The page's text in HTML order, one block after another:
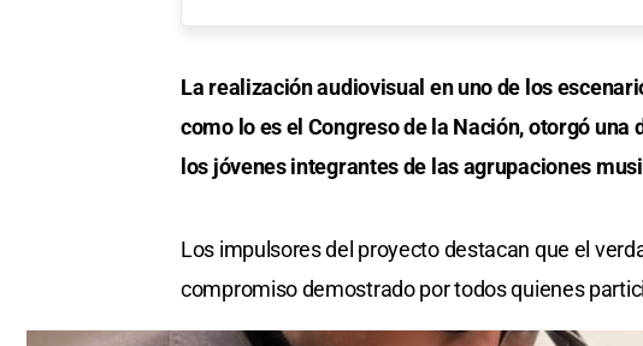
La realización audiovisual en uno de los
como lo es el Congreso de la Nación, otorgó
los jóvenes integrantes de las agrupaciones
Los impulsores del proyecto destacan que el
compromiso demostrado por todos quienes